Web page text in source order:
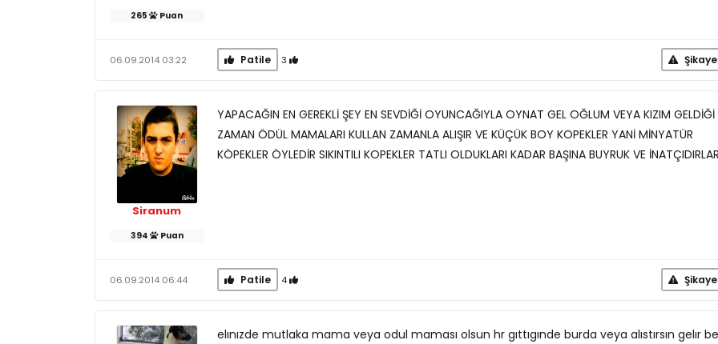
265 Puan
06.09.2014 03:22 Patile 3
Siranum
394 Puan
YAPACAĞIN EN GEREKLİ ŞEY EN SEVDİĞİ OYUNCAĞIYLA OYNAT GEL OĞLUM VEYA KIZIM GELDİĞİ
ZAMAN ÖDÜL MAMALARI KULLAN ZAMANLA ALIŞIR VE KÜÇÜK BOY KOPEKLER YANİ MİNYATÜR
KÖPEKLER ÖYLEDİR SIKINTILI KOPEKLER TATLI OLDUKLARI KADAR BAŞINA BUYRUK VE
06.09.2014 06:44 Patile 4
elınızde mutlaka mama veya odul maması olsun hr gıttıgınde burda veya alıstırsın gelır